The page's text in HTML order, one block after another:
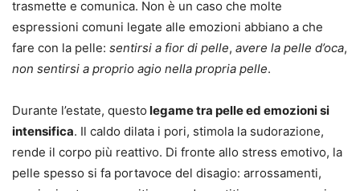
trasmette e comunica. Non è un caso che molte
espressioni comuni legate alle emozioni abbiano a che
fare con la pelle: sentirsi a fior di pelle, avere la pelle d’oca,
non sentirsi a proprio agio nella propria pelle.
Durante l’estate, questo legame tra pelle ed emozioni si
intensifica. Il caldo dilata i pori, stimola la sudorazione,
rende il corpo più reattivo. Di fronte allo stress emotivo, la
pelle spesso si fa portavoce del disagio: arrossamenti,